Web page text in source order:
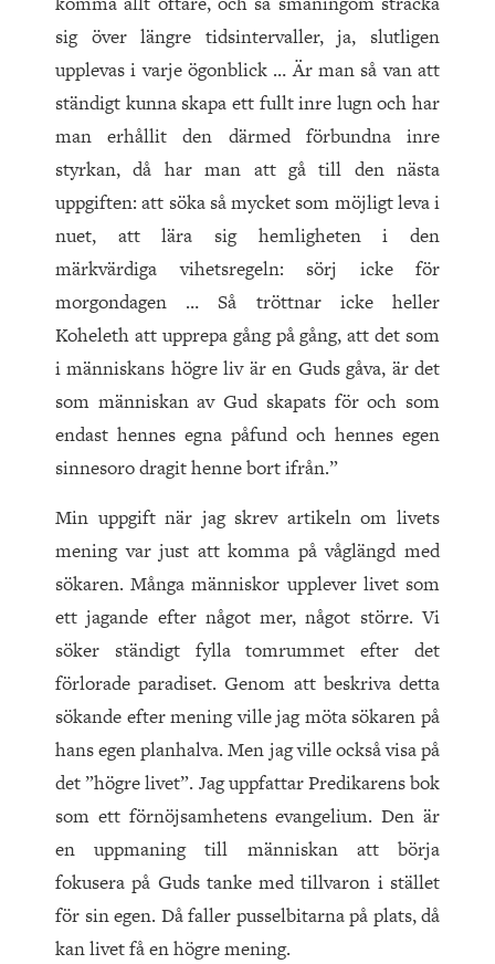
sig över längre tidsintervaller, ja, slutligen
upplevas i varje ögonblick … Är man så van att
ständigt kunna skapa ett fullt inre lugn och har
man erhållit den därmed förbundna inre
styrkan, då har man att gå till den nästa
uppgiften: att söka så mycket som möjligt leva i
nuet, att lära sig hemligheten i den
märkvärdiga vihetsregeln: sörj icke för
morgondagen … Så tröttnar icke heller
Koheleth att upprepa gång på gång, att det som
i människans högre liv är en Guds gåva, är det
som människan av Gud skapats för och som
endast hennes egna påfund och hennes egen
sinnesoro dragit henne bort ifrån.”
Min uppgift när jag skrev artikeln om livets
mening var just att komma på våglängd med
sökaren. Många människor upplever livet som
ett jagande efter något mer, något större. Vi
söker ständigt fylla tomrummet efter det
förlorade paradiset. Genom att beskriva detta
sökande efter mening ville jag möta sökaren på
hans egen planhalva. Men jag ville också visa på
det ”högre livet”. Jag uppfattar Predikarens bok
som ett förnöjsamhetens evangelium. Den är
en uppmaning till människan att börja
fokusera på Guds tanke med tillvaron i stället
för sin egen. Då faller pusselbitarna på plats, då
kan livet få en högre mening.